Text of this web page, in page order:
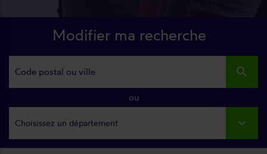
Modifier ma recherche
search
ou
Choisissez un département